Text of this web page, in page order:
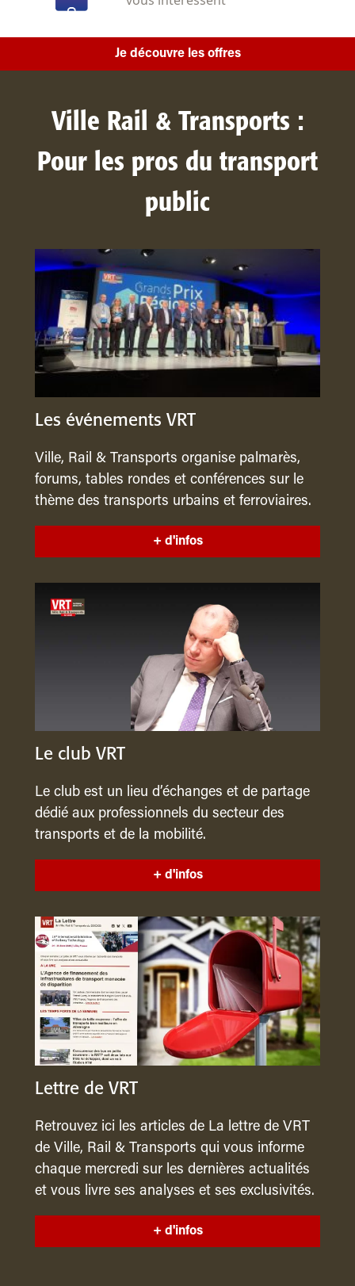
Je découvre les offres
Ville Rail & Transports :
Pour les pros du transport
public
Les événements VRT
Ville, Rail & Transports organise palmarès,
forums, tables rondes et conférences sur le
thème des transports urbains et ferroviaires.
+ d'infos
Le club VRT
Le club est un lieu d’échanges et de partage
dédié aux professionnels du secteur des
transports et de la mobilité.
+ d'infos
Lettre de VRT
Retrouvez ici les articles de La lettre de VRT
de Ville, Rail & Transports qui vous informe
chaque mercredi sur les dernières actualités
et vous livre ses analyses et ses exclusivités.
+ d'infos